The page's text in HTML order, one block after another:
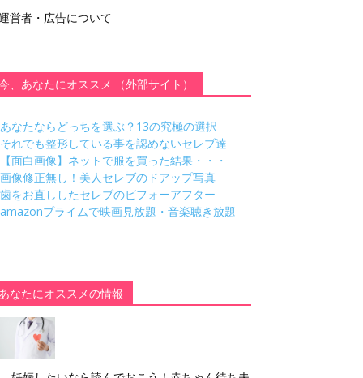
営者・広告について
、あなたにオススメ （外部サイト）
あなたならどっちを選ぶ？13の究極の選択
それでも整形している事を認めないセレブ達
【面白画像】ネットで服を買った結果・・・
画像修正無し！美人セレブのドアップ写真
歯をお直ししたセレブのビフォーアフター
amazonプライムで映画見放題・音楽聴き放題
あなたにオススメの情報